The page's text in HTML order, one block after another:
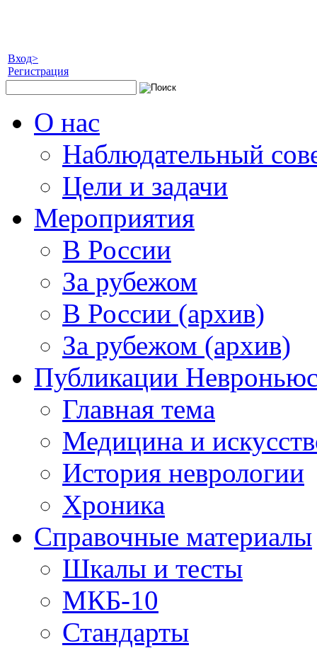
Вход>
Регистрация
О нас
Наблюдательный
Цели и задачи
Мероприятия
В России
За рубежом
В России (архив)
За рубежом (архив)
Публикации
Главная тема
Медицина и
История неврологии
Хроника
Справочные материалы
Шкалы и тесты
МКБ-10
Стандарты